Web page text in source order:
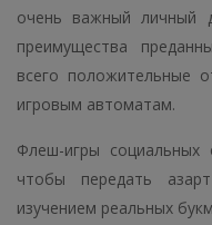
очень важный личный
преимущества
всего положительные
игровым автоматам.
Флеш-игры социальных
чтобы передать
изучением реальных